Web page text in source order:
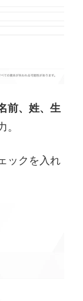
前、姓、生
。
ックを入れ